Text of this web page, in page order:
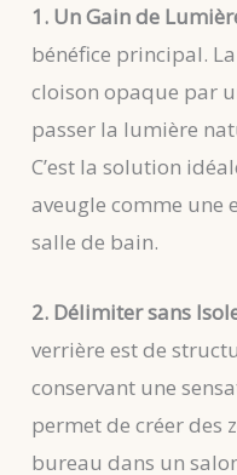
1. Un Gain de
bénéfice principal.
cloison opaque par
passer la lumière
C’est la solution
aveugle comme une
salle de bain.
2. Délimiter sans
verrière est de
conservant une
permet de créer des
bureau dans un